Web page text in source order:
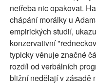
netřeba nic opakovat.
chápání morálky u
empirických studií,
konzervativní
typicky věnuje značné
rozdíl od verbálních
bližní nedělají v zásadě